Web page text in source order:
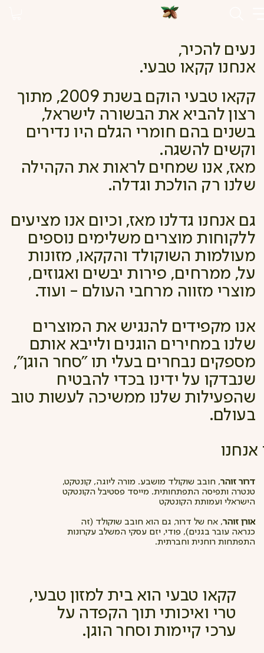
נעים להכיר,
אנחנו קקאו טבעי.
קקאו טבעי הוקם בשנת 2009, מתוך
רצון להביא את הבשורה לישראל,
בשנים בהם חומרי הגלם היו נדירים
וקשים להשגה.
מאז, אנו שמחים לראות את הקהילה
שלנו רק הולכת וגדלה.
גם אנחנו גדלנו מאז, וכיום אנו מציעים
ללקוחות מוצרים משלימים נוספים
מעולמות השוקולד והקקאו, מזונות
על, ממרחים, פירות יבשים ואגוזים,
מוצרי מזווה מרחבי העולם - ועוד.
אנו מקפידים להנגיש את המוצרים
שלנו במחירים הוגנים ולייבא אותם
מספקים נבחרים בעלי תו ״סחר הוגן״,
שנבדקו על ידינו בכדי להבטיח
שהפעילות שלנו ממשיכה לעשות טוב
בעולם.
אנחנו
דרור זוהר, חובב שוקולד מושבע. מורה ליוגה, קונטקט,
טנטרה ותפיסה התפתחותית. מייסד פסטיבל הקונטקט
הישראלי ועמותת הקונטקט
אורן זוהר, אח של דרור, גם הוא חובב שוקולד (זה
כנראה עובר בגנים), פודי, יזם עסקי המשלב עקרונות
התפתחות רוחנית וחברתית.
קקאו טבעי הוא בית למזון טבעי,
טרי ואיכותי תוך הקפדה על
ערכי קיימות וסחר הוגן.